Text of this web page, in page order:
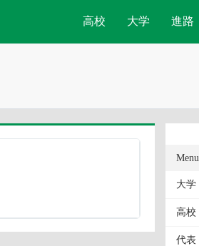
高校 大学 進路
Menu
大学
高校
代表